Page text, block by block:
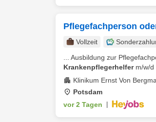
Pflegefachperson
Vollzeit
... Ausbildung zur
Krankenpflegerhelferm/w/d
Klinikum Ernst Von
Potsdam
vor 2 Tagen